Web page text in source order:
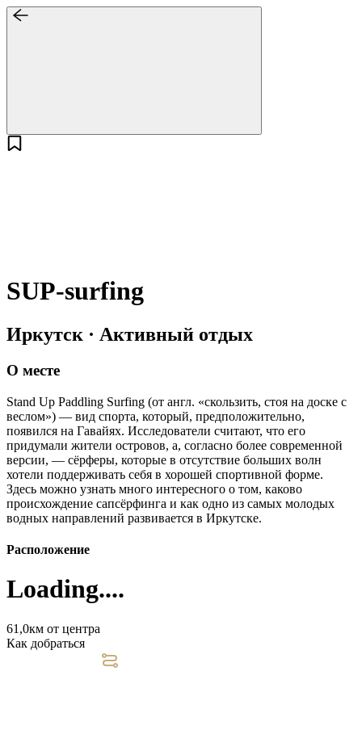
SUP-surfing
Иркутск · Активный отдых
О месте
Stand Up Paddling Surfing (от англ. «скользить, стоя на доске с
веслом») — вид спорта, который, предположительно,
появился на Гавайях. Исследователи считают, что его
придумали жители островов, а, согласно более современной
версии, — сёрферы, которые в отсутствие больших волн
хотели поддерживать себя в хорошей спортивной форме.
Здесь можно узнать много интересного о том, каково
происхождение сапсёрфинга и как одно из самых молодых
водных направлений развивается в Иркутске.
Расположение
Loading....
61,0км от центра
Как добраться